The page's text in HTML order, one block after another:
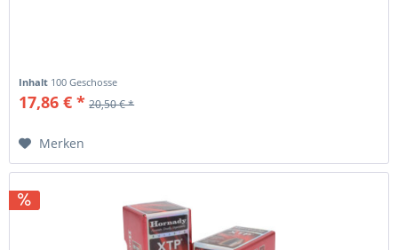
Inhalt 100 Geschosse
17,86 € * 20,50 € *
Merken